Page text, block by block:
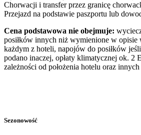
Chorwacji i transfer przez granicę
Przejazd na podstawie paszportu lub
Cena podstawowa nie obejmuje:
posiłków innych niż wymienione w
każdym z hoteli, napojów do posiłków
podano inaczej, opłaty klimatycznej ok. 2
zależności od położenia hotelu oraz
Sezonowość